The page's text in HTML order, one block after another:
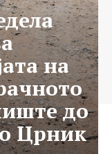
на
до
Црник